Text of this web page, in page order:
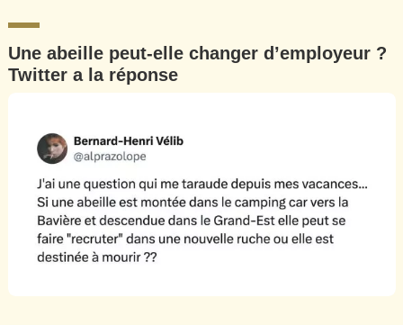
Une abeille peut-elle changer d’employeur ?
Twitter a la réponse